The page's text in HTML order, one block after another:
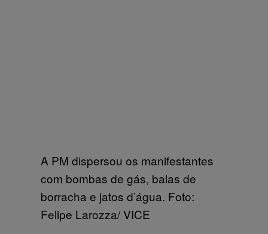
A PM dispersou os manifestantes
com bombas de gás, balas de
borracha e jatos d’água. Foto:
Felipe Larozza/ VICE